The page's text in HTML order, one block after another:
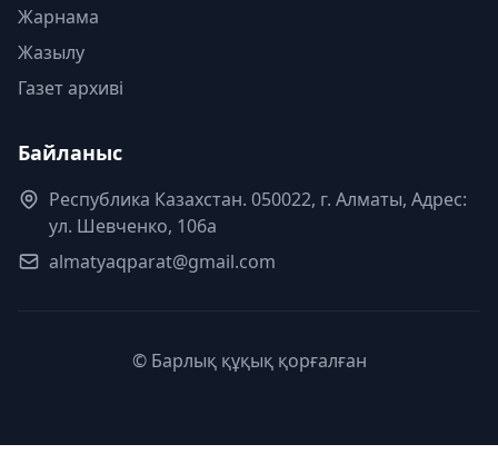
Жарнама
Жазылу
Газет архиві
Байланыс
Республика Казахстан. 050022, г. Алматы, Адрес:
ул. Шевченко, 106а
almatyaqparat@gmail.com
© Барлық құқық қорғалған